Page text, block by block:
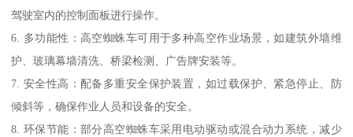
驾驶室内的控制面板进行操作。
6. 多功能性：高空蜘蛛车可用于多种高空作业场景，如建筑外墙维
护、玻璃幕墙清洗、桥梁检测、广告牌安装等。
7. 安全性高：配备多重安全保护装置，如过载保护、紧急停止、防
倾斜等，确保作业人员和设备的安全。
8. 环保节能：部分高空蜘蛛车采用电动驱动或混合动力系统，减少